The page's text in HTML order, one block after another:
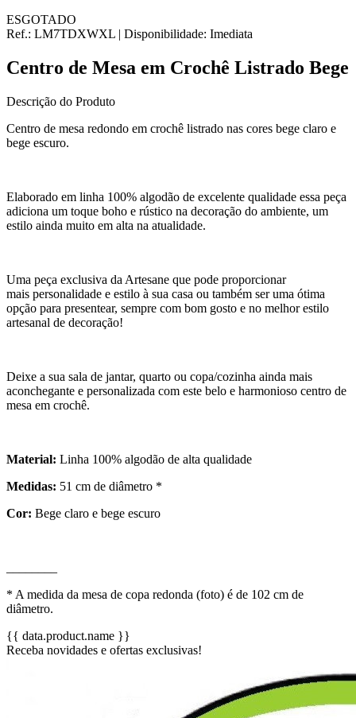
ESGOTADO
Ref.: LM7TDXWXL | Disponibilidade: Imediata
Centro de Mesa em Crochê Listrado Bege
Descrição do Produto
Centro de mesa redondo em crochê listrado nas cores bege claro e
bege escuro.
Elaborado em linha 100% algodão de excelente qualidade essa peça
adiciona um toque boho e rústico na decoração do ambiente, um
estilo ainda muito em alta na atualidade.
Uma peça exclusiva da Artesane que pode proporcionar
mais personalidade e estilo à sua casa ou também ser uma ótima
opção para presentear, sempre com bom gosto e no melhor estilo
artesanal de decoração!
Deixe a sua sala de jantar, quarto ou copa/cozinha ainda mais
aconchegante e personalizada com este belo e harmonioso centro de
mesa em crochê.
Material: Linha 100% algodão de alta qualidade
Medidas: 51 cm de diâmetro *
Cor: Bege claro e bege escuro
* A medida da mesa de copa redonda (foto) é de 102 cm de
diâmetro.
{{ data.product.name }}
Receba novidades e ofertas exclusivas!